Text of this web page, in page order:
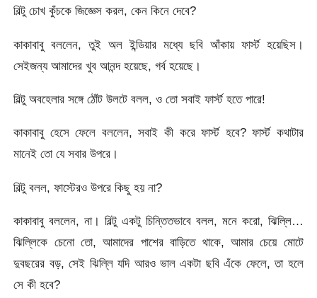
বিল্টু চোখ কুঁচকে জিজ্ঞেস করল, কেন কিনে দেবে?
কাকাবাবু বললেন, তুই অল ইন্ডিয়ার মধ্যে ছবি আঁকায় ফার্স্ট হয়েছিস।
সেইজন্য আমাদের খুব আনন্দ হয়েছে, গর্ব হয়েছে।
বিল্টু অবহেলার সঙ্গে ঠোঁট উলটে বলল, ও তো সবাই ফার্স্ট হতে পারে!
কাকাবাবু হেসে ফেলে বললেন, সবাই কী করে ফার্স্ট হবে? ফার্স্ট কথাটার
মানেই তো যে সবার উপরে।
বিল্টু বলল, ফাস্টেরও উপরে কিছু হয় না?
কাকাবাবু বললেন, না। বিল্টু একটু চিন্তিতভাবে বলল, মনে করো, ঝিল্লি…
ঝিল্লিকে চেনো তো, আমাদের পাশের বাড়িতে থাকে, আমার চেয়ে মোটে
দুবছরের বড়, সেই ঝিল্লি যদি আরও ভাল একটা ছবি এঁকে ফেলে, তা হলে
সে কী হবে?